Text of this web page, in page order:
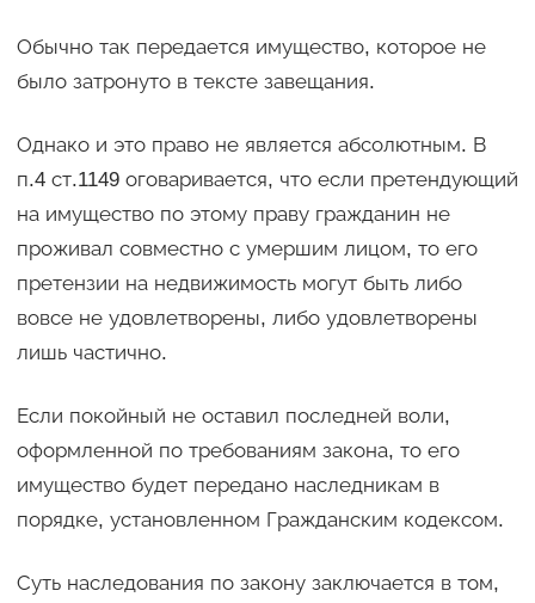
Обычно так передается имущество, которое не
было затронуто в тексте завещания.
Однако и это право не является абсолютным. В
п.4 ст.1149 оговаривается, что если претендующий
на имущество по этому праву гражданин не
проживал совместно с умершим лицом, то его
претензии на недвижимость могут быть либо
вовсе не удовлетворены, либо удовлетворены
лишь частично.
Если покойный не оставил последней воли,
оформленной по требованиям закона, то его
имущество будет передано наследникам в
порядке, установленном Гражданским кодексом.
Суть наследования по закону заключается в том,